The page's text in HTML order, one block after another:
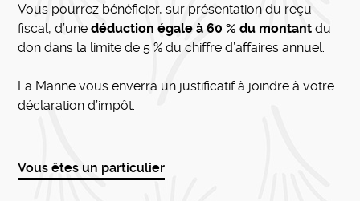
Vous pourrez bénéficier, sur présentation du reçu
fiscal, d’unedéduction égale à 60 % du montant du
don dans la limite de 5 % du chiffre d’affaires annuel.
La Manne vous enverra un justificatif à joindre à votre
déclaration d’impôt.
Vous êtes un particulier